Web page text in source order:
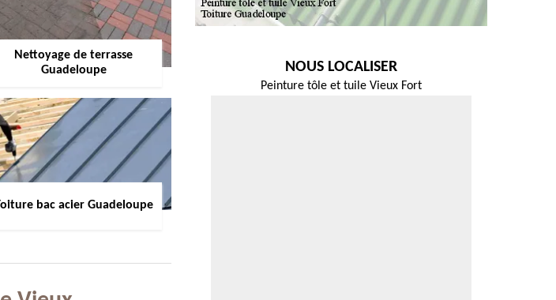
Nettoyage de terrasse
Guadeloupe
bac acier Guadeloupe
NOUS LOCALISER
Peinture tôle et tuile Vieux Fort